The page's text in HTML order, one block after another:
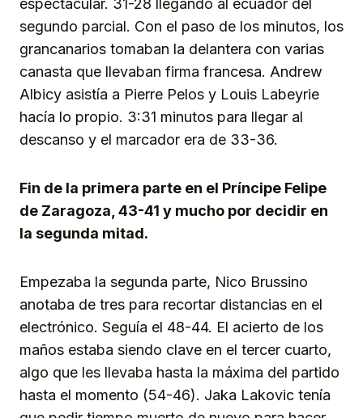
espectacular. 31-28 llegando al ecuador del
segundo parcial. Con el paso de los minutos, los
grancanarios tomaban la delantera con varias
canasta que llevaban firma francesa. Andrew
Albicy asistía a Pierre Pelos y Louis Labeyrie
hacía lo propio. 3:31 minutos para llegar al
descanso y el marcador era de 33-36.
Fin de la primera parte en el Príncipe Felipe
de Zaragoza, 43-41 y mucho por decidir en
la segunda mitad.
Empezaba la segunda parte, Nico Brussino
anotaba de tres para recortar distancias en el
electrónico. Seguía el 48-44. El acierto de los
maños estaba siendo clave en el tercer cuarto,
algo que les llevaba hasta la máxima del partido
hasta el momento (54-46). Jaka Lakovic tenía